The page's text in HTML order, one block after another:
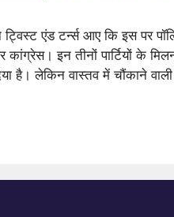
ट्विस्ट एंड टर्न्स आए कि इस पर
कांग्रेस। इन तीनों पार्टियों के
है। लेकिन वास्तव में चौंकाने